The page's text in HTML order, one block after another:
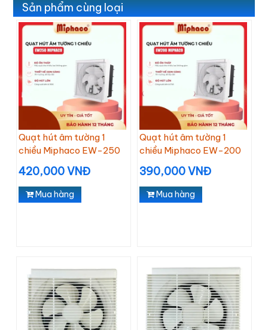
Sản phẩm cùng loại
Quạt hút âm tường 1
chiều Miphaco EW-250
420,000 VNĐ
Mua hàng
Quạt hút âm tường 1
chiều Miphaco EW-200
390,000 VNĐ
Mua hàng